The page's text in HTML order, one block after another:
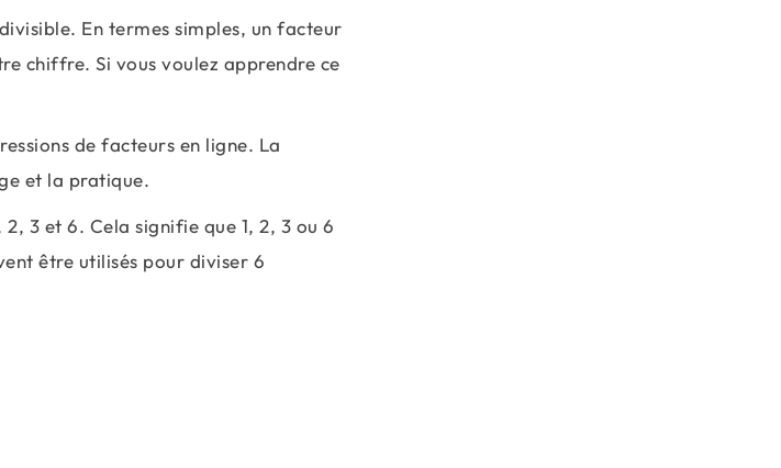
En termes simples, un facteur
chiffre. Si vous voulez apprendre ce
de facteurs en ligne. La
et la pratique.
3 et 6. Cela signifie que 1, 2, 3 ou 6
être utilisés pour diviser 6